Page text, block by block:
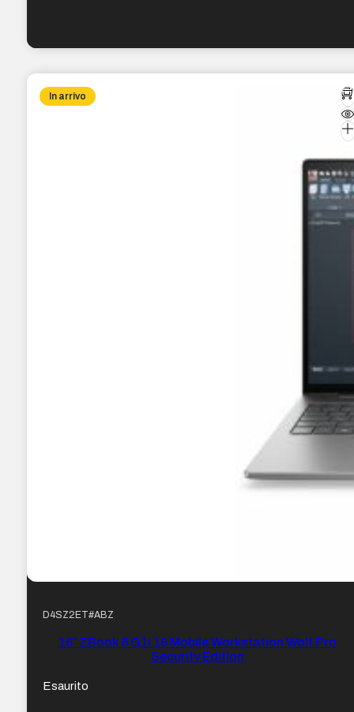
In arrivo
D4SZ2ET#ABZ
16″ ZBook 8 G1i 16 Mobile Workstation Wolf Pro
Security Edition
Esaurito